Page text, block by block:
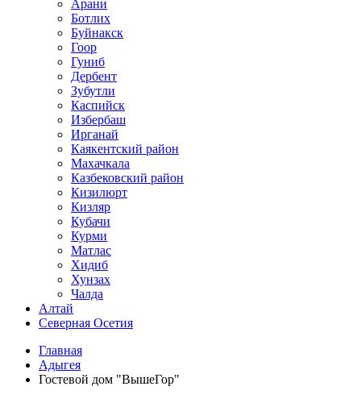
Арани
Ботлих
Буйнакск
Гоор
Гуниб
Дербент
Зубутли
Каспийск
Избербаш
Ирганай
Каякентский район
Махачкала
Казбековский район
Кизилюрт
Кизляр
Кубачи
Курми
Матлас
Хидиб
Хунзах
Чалда
Алтай
Северная Осетия
Главная
Адыгея
Гостевой дом "ВышеГор"